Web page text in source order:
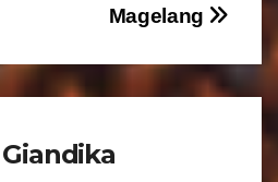
Magelang
Giandika